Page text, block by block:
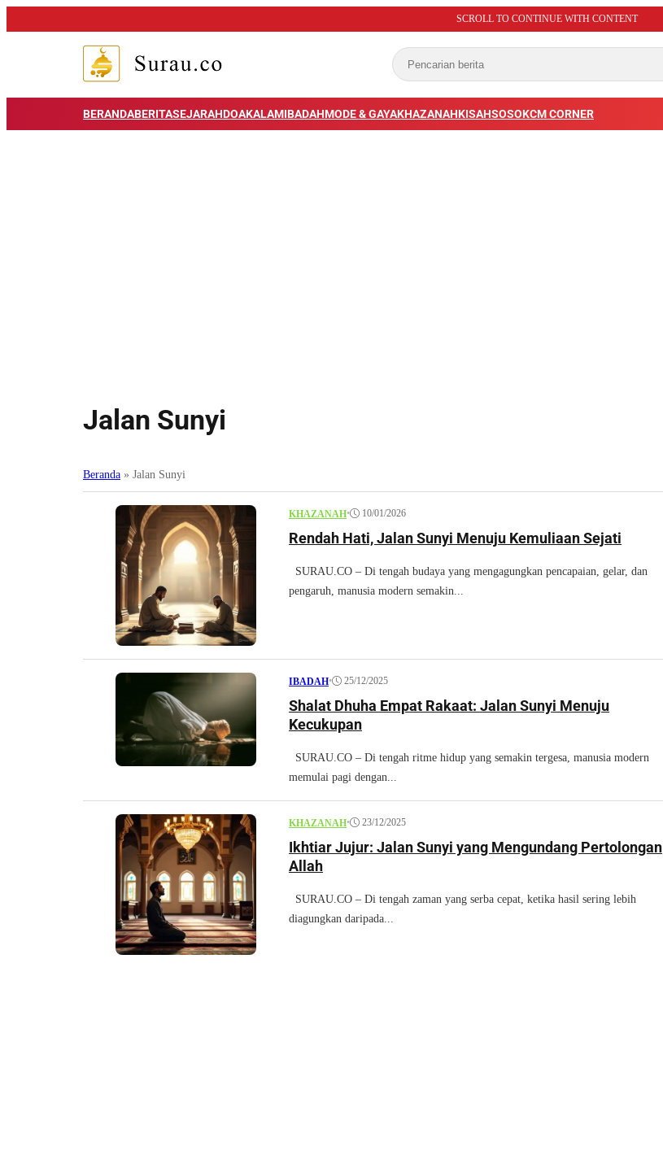
SCROLL TO CONTINUE WITH CONTENT
BERANDABERITASEJARAHDOAKALAMIBADAHMODE & GAYAKHAZANAHKISAHSOSOKCM CORNER
Jalan Sunyi
Beranda » Jalan Sunyi
KHAZANAH• 10/01/2026
Rendah Hati, Jalan Sunyi Menuju Kemuliaan Sejati
SURAU.CO – Di tengah budaya yang mengagungkan pencapaian, gelar, dan
pengaruh, manusia modern semakin...
IBADAH• 25/12/2025
Shalat Dhuha Empat Rakaat: Jalan Sunyi Menuju
Kecukupan
SURAU.CO – Di tengah ritme hidup yang semakin tergesa, manusia modern
memulai pagi dengan...
KHAZANAH• 23/12/2025
Ikhtiar Jujur: Jalan Sunyi yang Mengundang Pertolongan
Allah
SURAU.CO – Di tengah zaman yang serba cepat, ketika hasil sering lebih
diagungkan daripada...